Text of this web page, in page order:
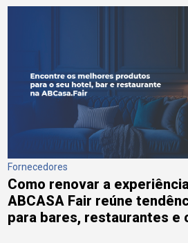
Fornecedores
Como renovar a
ABCASA Fair reúne
para bares, restaurantes e